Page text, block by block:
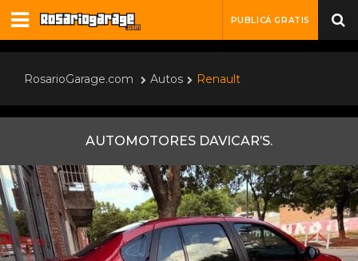
PUBLICÁ GRATIS
RosarioGarage.com Autos Renault
AUTOMOTORES DAVICAR’S.